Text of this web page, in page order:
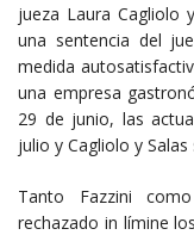
jueza Laura Cagliolo
una sentencia del
medida
una empresa
29 de junio, las
julio y Cagliolo y
Tanto Fazzini
rechazado in límine